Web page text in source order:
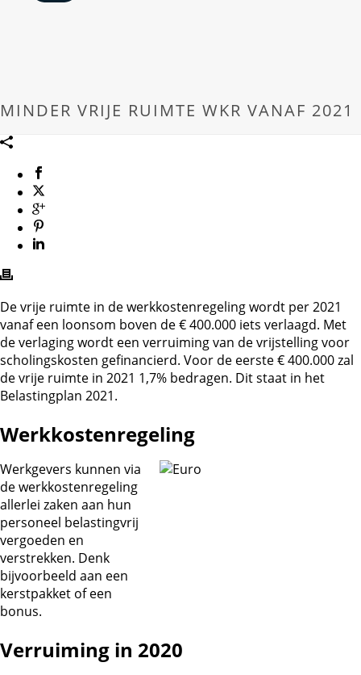
MINDER VRIJE RUIMTE WKR VANAF 2021
De vrije ruimte in de werkkostenregeling wordt per 2021
vanaf een loonsom boven de € 400.000 iets verlaagd. Met
de verlaging wordt een verruiming van de vrijstelling voor
scholingskosten gefinancierd. Voor de eerste € 400.000 zal
de vrije ruimte in 2021 1,7% bedragen. Dit staat in het
Belastingplan 2021.
Werkkostenregeling
Werkgevers kunnen via
de werkkostenregeling
allerlei zaken aan hun
personeel belastingvrij
vergoeden en
verstrekken. Denk
bijvoorbeeld aan een
kerstpakket of een
bonus.
Verruiming in 2020